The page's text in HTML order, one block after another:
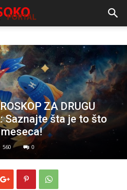
ZA DRUGU
Saznajte šta je to što
560 0